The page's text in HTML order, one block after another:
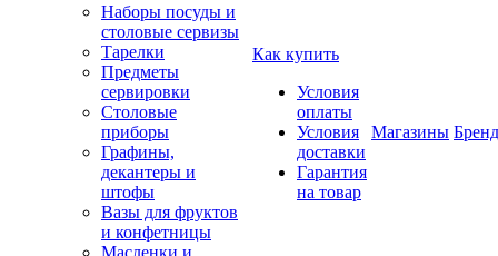
Наборы посуды и
столовые сервизы
Тарелки
Предметы
сервировки
Столовые
приборы
Графины,
декантеры и
штофы
Вазы для фруктов
и конфетницы
Масленки и
Как купить
Условия
оплаты
Условия
доставки
Гарантия
на товар
Магазины